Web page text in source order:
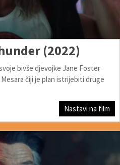
(2022)
bivše djevojke Jane Foster
čiji je plan istrijebiti druge
Nastavi na film